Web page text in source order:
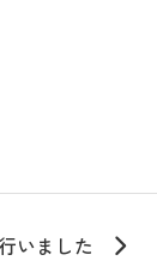
いました